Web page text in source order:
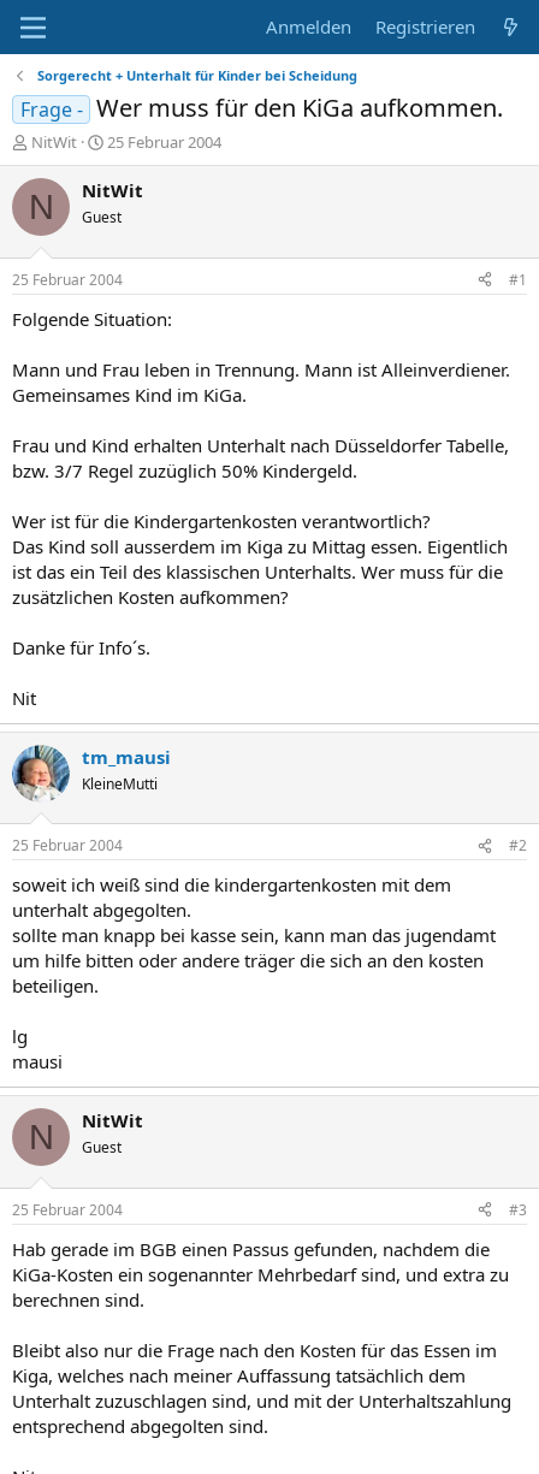
Anmelden Registrieren
Sorgerecht + Unterhalt für Kinder bei Scheidung
Frage - Wer muss für den KiGa aufkommen.
E
r
s
t
e
r
NitWit
E
r
s
e
l
t
a
25 Februar 2004
N NitWit
Guest
25 Februar 2004 #1
Folgende Situation:
Mann und Frau leben in Trennung. Mann ist Alleinverdiener.
Gemeinsames Kind im KiGa.
Frau und Kind erhalten Unterhalt nach Düsseldorfer Tabelle,
bzw. 3/7 Regel zuzüglich 50% Kindergeld.
Wer ist für die Kindergartenkosten verantwortlich?
Das Kind soll ausserdem im Kiga zu Mittag essen. Eigentlich
ist das ein Teil des klassischen Unterhalts. Wer muss für die
zusätzlichen Kosten aufkommen?
Danke für Info´s.
Nit
tm_mausi
KleineMutti
25 Februar 2004 #2
soweit ich weiß sind die kindergartenkosten mit dem
unterhalt abgegolten.
sollte man knapp bei kasse sein, kann man das jugendamt
um hilfe bitten oder andere träger die sich an den kosten
beteiligen.
lg
mausi
N NitWit
Guest
25 Februar 2004 #3
Hab gerade im BGB einen Passus gefunden, nachdem die
KiGa-Kosten ein sogenannter Mehrbedarf sind, und extra zu
berechnen sind.
Bleibt also nur die Frage nach den Kosten für das Essen im
Kiga, welches nach meiner Auffassung tatsächlich dem
Unterhalt zuzuschlagen sind, und mit der Unterhaltszahlung
entsprechend abgegolten sind.